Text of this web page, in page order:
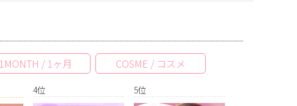
1MONTH / 1ヶ月 COSME / コスメ
4位 5位